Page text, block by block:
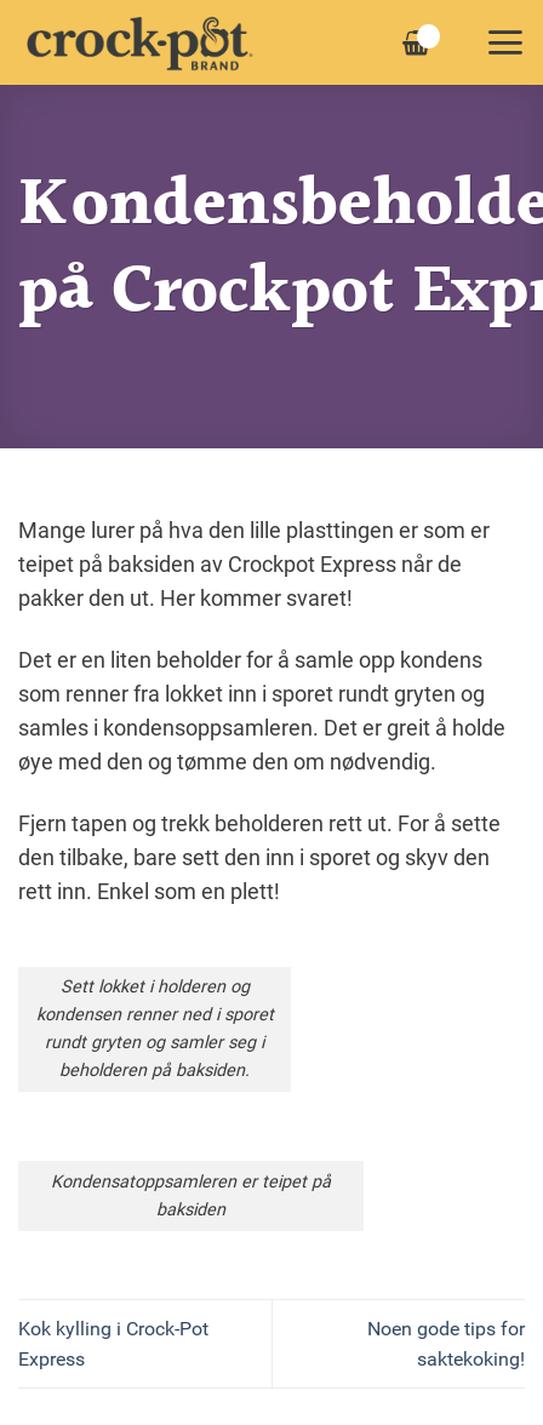
på Crockpot
Mange lurer på hva den lille plasttingen er som er
teipet på baksiden av Crockpot Express når de
pakker den ut. Her kommer svaret!
Det er en liten beholder for å samle opp kondens
som renner fra lokket inn i sporet rundt gryten og
samles i kondensoppsamleren. Det er greit å holde
øye med den og tømme den om nødvendig.
Fjern tapen og trekk beholderen rett ut. For å sette
den tilbake, bare sett den inn i sporet og skyv den
rett inn. Enkel som en plett!
Sett lokket i holderen og
kondensen renner ned i sporet
rundt gryten og samler seg i
beholderen på baksiden.
Kondensatoppsamleren er teipet på
baksiden
Kok kylling i Crock-Pot
Express
Noen gode tips for
saktekoking!